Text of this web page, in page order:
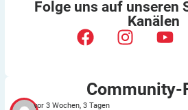
Folge uns auf unseren
Kanälen
Community-
vor 3 Wochen, 3 Tagen